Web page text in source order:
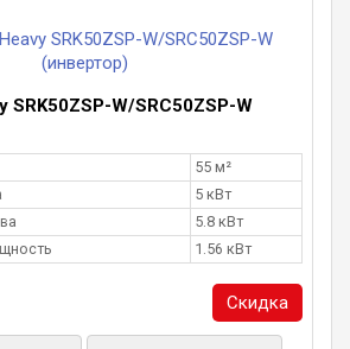
SRK50ZSP-W/SRC50ZSP-W
55 м²
5 кВт
5.8 кВт
1.56 кВт
Скидка